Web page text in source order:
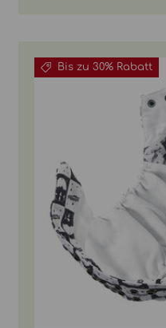
Bis zu 30% Rabatt